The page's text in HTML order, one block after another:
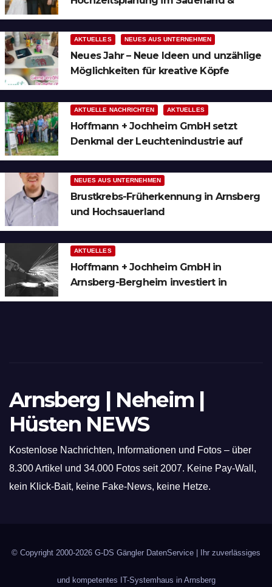
AKTUELLES NEUES AUS UNTERNEHMEN
Neues Jahr – Neue Ideen und unzählige
Möglichkeiten für kreative Köpfe
AKTUELLE NACHRICHTEN AKTUELLES
Hoffmann + Jochheim GmbH setzt
Denkmal der Leuchtenindustrie auf
NEUES AUS UNTERNEHMEN
Brustkrebs-Früherkennung in Arnsberg
und Hochsauerland
AKTUELLES
Hoffmann + Jochheim GmbH in
Arnsberg-Bergheim investiert in
Arnsberg | Neheim |
Hüsten NEWS
Kostenlose Nachrichten, Informationen und Fotos – über
8.300 Artikel und 34.000 Fotos seit 2007. Keine Pay-Wall,
kein Klick-Bait, keine Fake-News, keine Hetze.
© Copyright 2000-2026 G-DS Gängler DatenService | Ihr zuverlässiges
und kompetentes IT-Systemhaus in Arnsberg